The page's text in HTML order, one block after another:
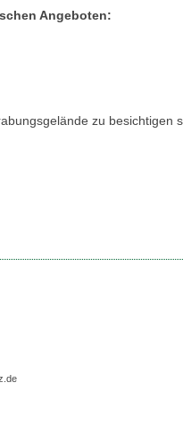
Angeboten:
zu besichtigen